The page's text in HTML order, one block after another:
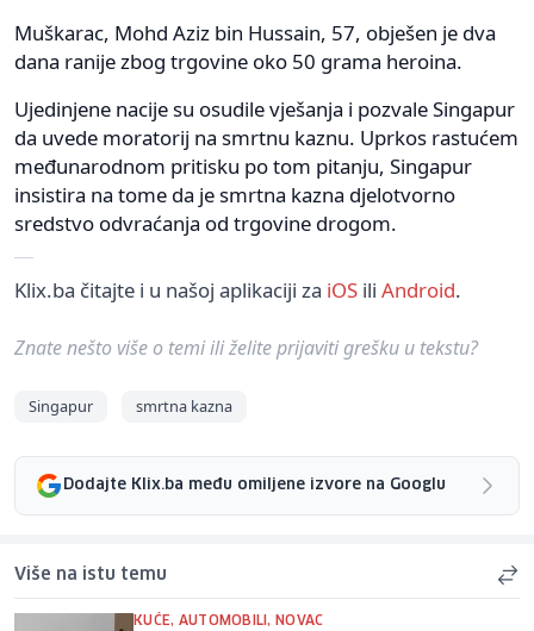
Muškarac, Mohd Aziz bin Hussain, 57, obješen je dva
dana ranije zbog trgovine oko 50 grama heroina.
Ujedinjene nacije su osudile vješanja i pozvale Singapur
da uvede moratorij na smrtnu kaznu. Uprkos rastućem
međunarodnom pritisku po tom pitanju, Singapur
insistira na tome da je smrtna kazna djelotvorno
sredstvo odvraćanja od trgovine drogom.
Klix.ba čitajte i u našoj aplikaciji za iOS ili Android.
Znate nešto više o temi ili želite prijaviti grešku u tekstu?
Singapur smrtna kazna
Dodajte Klix.ba među omiljene izvore na Googlu
Više na istu temu
KUĆE, AUTOMOBILI, NOVAC